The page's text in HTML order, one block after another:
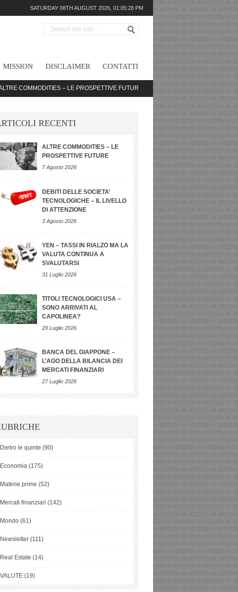
SATURDAY 08TH AUGUST 2026, 01:05:28 PM
MISSION DISCLAIMER CONTATTI
– LE PROSPETTIVE FUTURE DEBITI DELLE SOCIETA’
RECENTI
ALTRE COMMODITIES – LE
PROSPETTIVE FUTURE
7 Agosto 2026
DEBITI DELLE SOCIETA’
TECNOLOGICHE – IL LIVELLO
DI ATTENZIONE
3 Agosto 2026
YEN – TASSI IN RIALZO MA LA
VALUTA CONTINUA A
SVALUTARSI
31 Luglio 2026
TITOLI TECNOLOGICI USA –
SONO ARRIVATI AL
CAPOLINEA?
29 Luglio 2026
BANCA DEL GIAPPONE –
L’AGO DELLA BILANCIA DEI
MERCATI FINANZIARI
27 Luglio 2026
Dietro le quinte (90)
Economia (175)
Materie prime (52)
Mercati finanziari (142)
Mondo (61)
Newsletter (111)
Real Estate (14)
VALUTE (19)